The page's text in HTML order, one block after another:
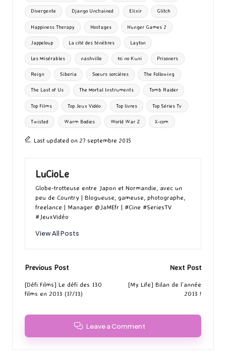
Divergente Django Unchained Elixir Glitch
Happiness Therapy Hostages Hunger Games 2
Jappeloup La cité des ténèbres Layton
Les Misérables nashville Ni no Kuni Prisoners
Reign Siberia Soeurs sorcières The Following
The Last of Us The Mortal Instruments Tomb Raider
Top Films Top Jeux Vidéo Top livres Top Séries Tv
Twisted Warm Bodies World War Z X-com
Last updated on 27 septembre 2015
LuCioLe
Globe-trotteuse entre Japon et Normandie, avec un
peu de Country | Blogueuse, gameuse, photographe,
freelance | Manager @JaMEfr | #Cine #SeriesTV
#JeuxVidéo
View All Posts
Post
navigation
Previous Post
[Défi Films] Le défi des 130
films en 2013 (17/13)
Next Post
[My Life] Bilan de l’année
2013 !
Leave a Comment